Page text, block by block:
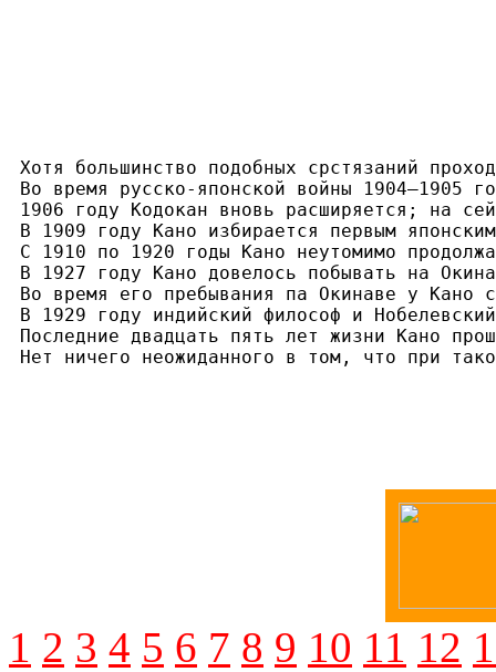
Хотя большинство подобных срстязаний
Во время русско-японской войны 1904—1905
1906 году Кодокан вновь расширяется; на
В 1909 году Кано избирается первым
С 1910 по 1920 годы Кано неутомимо
В 1927 году Кано довелось побывать на
Во время его пребывания па Окинаве у Кано
В 1929 году индийский философ и
Последние двадцать пять лет жизни Кано
Нет ничего неожиданного в том, что при
1 2 3 4 5 6 7 8 9 10 11 12